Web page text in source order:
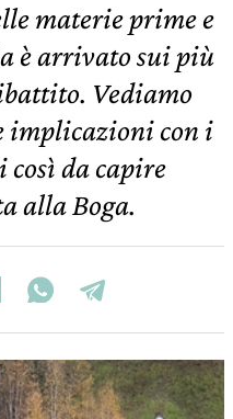
materie prime e
è arrivato sui più
Vediamo
implicazioni con i
da capire
alla Boga.